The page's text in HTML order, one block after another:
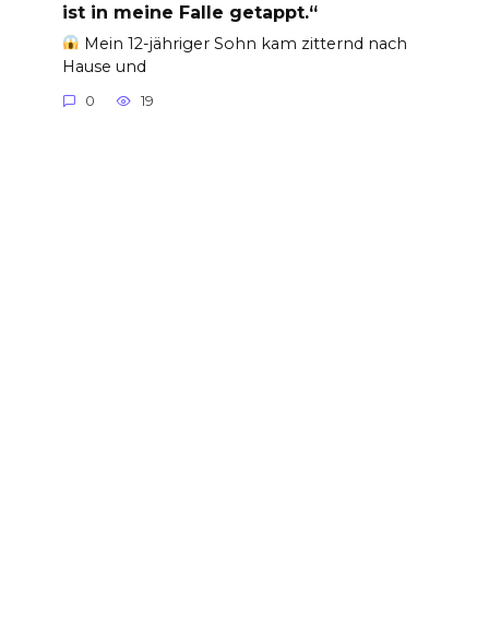
ist in meine Falle getappt.“
Mein 12-jähriger Sohn kam zitternd nach
Hause und
0 19